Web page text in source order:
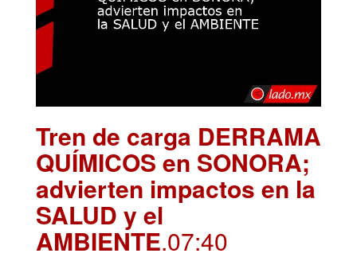
Tren de carga DERRAMA
QUÍMICOS en SONORA;
advierten impactos en la
SALUD y el
AMBIENTE.07:40